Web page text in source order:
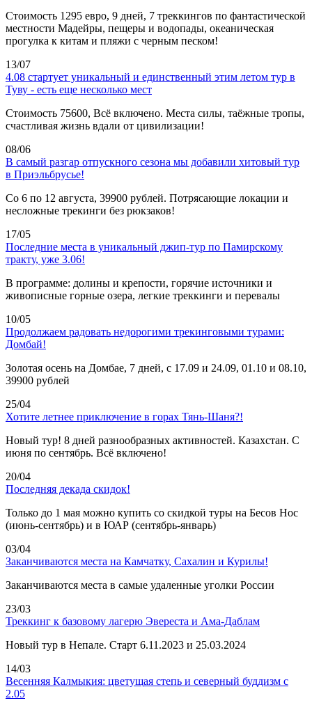
Стоимость 1295 евро, 9 дней, 7 треккингов по фантастической
местности Мадейры, пещеры и водопады, океаническая
прогулка к китам и пляжи с черным песком!
13/07
4.08 стартует уникальный и единственный этим летом тур в
Туву - есть еще несколько мест
Стоимость 75600, Всё включено. Места силы, таёжные тропы,
счастливая жизнь вдали от цивилизации!
08/06
В самый разгар отпускного сезона мы добавили хитовый тур
в Приэльбрусье!
Со 6 по 12 августа, 39900 рублей. Потрясающие локации и
несложные трекинги без рюкзаков!
17/05
Последние места в уникальный джип-тур по Памирскому
тракту, уже 3.06!
В программе: долины и крепости, горячие источники и
живописные горные озера, легкие треккинги и перевалы
10/05
Продолжаем радовать недорогими трекинговыми турами:
Домбай!
Золотая осень на Домбае, 7 дней, с 17.09 и 24.09, 01.10 и 08.10,
39900 рублей
25/04
Хотите летнее приключение в горах Тянь-Шаня?!
Новый тур! 8 дней разнообразных активностей. Казахстан. С
июня по сентябрь. Всё включено!
20/04
Последняя декада скидок!
Только до 1 мая можно купить со скидкой туры на Бесов Нос
(июнь-сентябрь) и в ЮАР (сентябрь-январь)
03/04
Заканчиваются места на Камчатку, Сахалин и Курилы!
Заканчиваются места в самые удаленные уголки России
23/03
Треккинг к базовому лагерю Эвереста и Ама-Даблам
Новый тур в Непале. Старт 6.11.2023 и 25.03.2024
14/03
Весенняя Калмыкия: цветущая степь и северный буддизм с
2.05